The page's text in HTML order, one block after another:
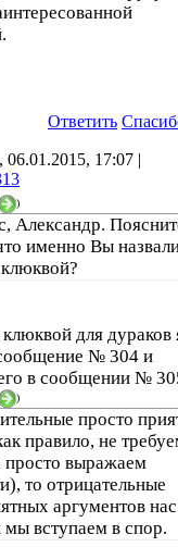
Ответить
17:07 |
)
Александр.
именно Вы
для дураков
№ 304 и
в сообщении №
)
просто
правило, не
просто выражаем
то отрицательные
аргументов нас
вступаем в спор.